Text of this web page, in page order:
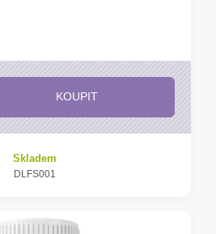
KOUPIT
Skladem
DLFS001